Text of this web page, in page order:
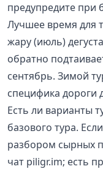
предупредите при
Лучшее время для
жару (июль)
обратно
сентябрь. Зимой
специфика дороги
Есть ли варианты
базового тура.
разбором сырных
чат piligr.im; есть